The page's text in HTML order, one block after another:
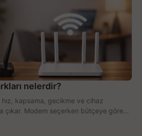
nelerdir?
hız, kapsama, gecikme ve cihaz
çıkar. Modem seçerken bütçeye göre